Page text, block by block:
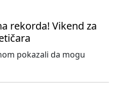
rekorda! Vikend za
pokazali da mogu